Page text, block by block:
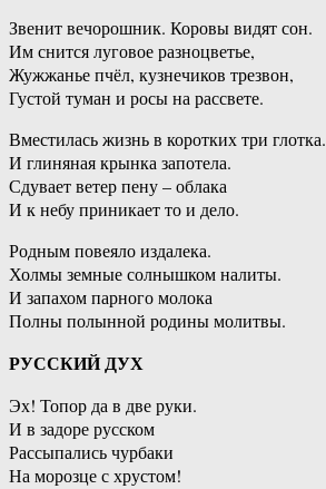
Звенит вечорошник. Коровы видят сон.
Им снится луговое разноцветье,
Жужжанье пчёл, кузнечиков трезвон,
Густой туман и росы на рассвете.
Вместилась жизнь в коротких три глотка.
И глиняная крынка запотела.
Сдувает ветер пену – облака
И к небу приникает то и дело.
Родным повеяло издалека.
Холмы земные солнышком налиты.
И запахом парного молока
Полны полынной родины молитвы.
РУССКИЙ ДУХ
Эх! Топор да в две руки.
И в задоре русском
Рассыпались чурбаки
На морозце с хрустом!